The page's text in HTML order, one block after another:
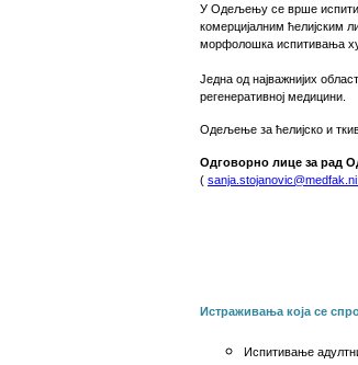
У Одељењу се врше
комерцијалним ћелијским
морфолошка испитивања
Једна од најважнијих
регенеративној медицини.
Одељење за ћелијско и
Одговорно лице за рад
(
Истраживања која се
Испитивање